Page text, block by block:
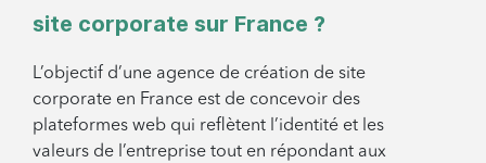
site corporate sur France ?
L’objectif d’une agence de création de site
corporate en France est de concevoir des
plateformes web qui reflètent l’identité et les
valeurs de l’entreprise tout en répondant aux